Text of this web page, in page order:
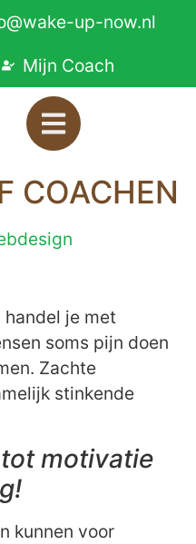
up-now.nl
Mijn Coach
COACHEN
je met
soms pijn doen
Zachte
stinkende
motivatie
kunnen voor